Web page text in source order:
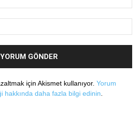
için Akismet kullanıyor. Yorum
hakkında daha fazla bilgi edinin